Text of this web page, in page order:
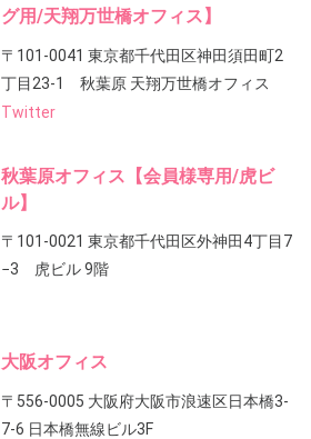
グ用/天翔万世橋オフィス】
〒101-0041 東京都千代田区神田須田町2
丁目23-1 秋葉原 天翔万世橋オフィス
Twitter
秋葉原オフィス【会員様専用/虎ビ
ル】
〒101-0021 東京都千代田区外神田4丁目7
−3 虎ビル 9階
大阪オフィス
〒556-0005 大阪府大阪市浪速区日本橋3-
7-6 日本橋無線ビル3F